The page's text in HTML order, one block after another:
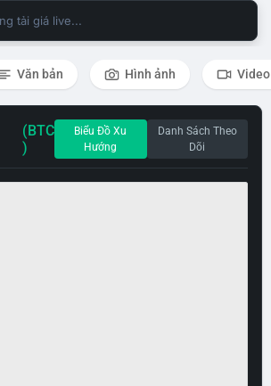
tải giá live...
Văn bản Hình ảnh Video
(BTC
)
Biểu Đồ Xu
Hướng
Danh Sách Theo
Dõi